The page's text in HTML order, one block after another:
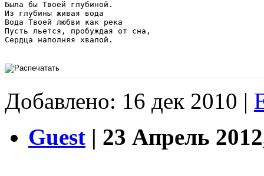
Была бы Твоей глубиной.
Из глубины живая вода
Вода Твоей любви как река
Пусть льется, пробуждая от сна,
Сердца наполняя хвалой.
Добавлено: 16 дек 2010 |
Guest | 23 Апрель